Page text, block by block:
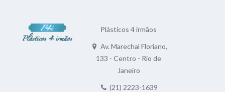
Plásticos 4 irmãos
Av. Marechal Floriano,
133 - Centro - Rio de
Janeiro
(21) 2223-1639